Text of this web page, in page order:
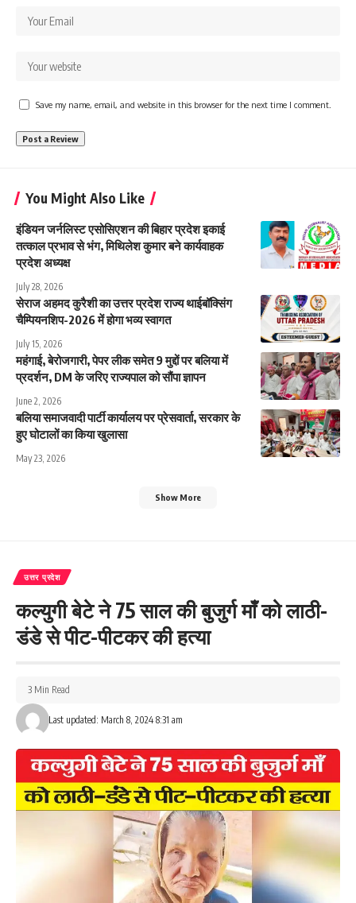
Save my name, email, and website in this browser for the next time I comment.
You Might Also Like
इंडियन जर्नलिस्ट एसोसिएशन की बिहार प्रदेश इकाई
तत्काल प्रभाव से भंग, मिथिलेश कुमार बने कार्यवाहक
प्रदेश अध्यक्ष
July 28, 2026
सेराज अहमद कुरैशी का उत्तर प्रदेश राज्य थाईबॉक्सिंग
चैम्पियनशिप-2026 में होगा भव्य स्वागत
July 15, 2026
महंगाई, बेरोजगारी, पेपर लीक समेत 9 मुद्दों पर बलिया में
प्रदर्शन, DM के जरिए राज्यपाल को सौंपा ज्ञापन
June 2, 2026
बलिया समाजवादी पार्टी कार्यालय पर प्रेसवार्ता, सरकार के
हुए घोटालों का किया खुलासा
May 23, 2026
Show More
उत्तर प्रदेश
कल्युगी बेटे ने 75 साल की बुजुर्ग माँ को लाठी-
डंडे से पीट-पीटकर की हत्या
Last updated: March 8, 2024 8:31 am
3 Min Read